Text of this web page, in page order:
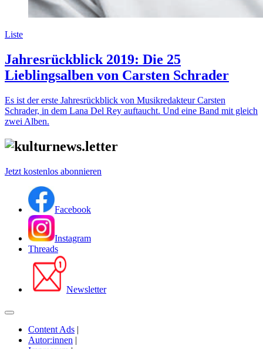
Liste
Jahresrückblick 2019: Die 25
Lieblingsalben von Carsten Schrader
Es ist der erste Jahresrückblick von Musikredakteur Carsten
Schrader, in dem Lana Del Rey auftaucht. Und eine Band mit gleich
zwei Alben.
Jetzt kostenlos abonnieren
Facebook
Instagram
Threads
Newsletter
Content Ads |
Autor:innen |